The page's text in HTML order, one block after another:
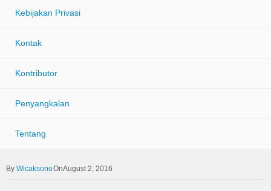
Kebijakan Privasi
Kontak
Kontributor
Penyangkalan
Tentang
WicaksonoOnAugust 2, 2016